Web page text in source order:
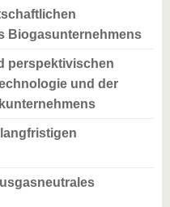
Biogasunternehmens
perspektivischen
und der